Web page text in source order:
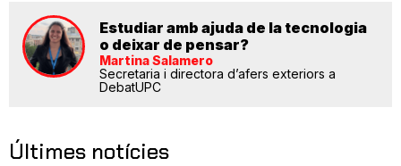
Estudiar amb ajuda de la tecnologia
o deixar de pensar?
Martina Salamero
Secretaria i directora d’afers exteriors a
DebatUPC
Últimes notícies